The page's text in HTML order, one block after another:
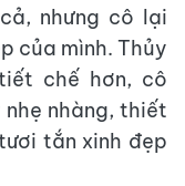
nhưng cô lại
của mình. Thủy
chế hơn, cô
nhàng, thiết
tắn xinh đẹp